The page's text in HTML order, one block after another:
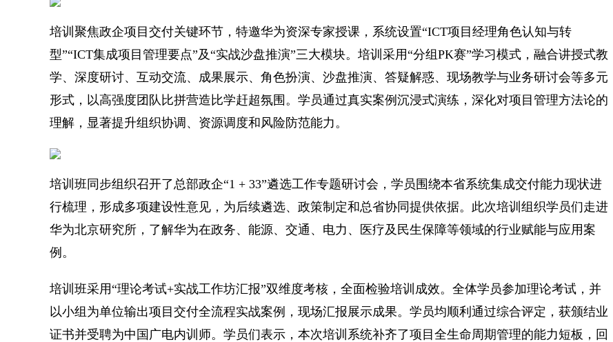
培训聚焦政企项目交付关键环节，特邀华为资深专家授课，系统设置“ICT项目经理角色认知与转
型”“ICT集成项目管理要点”及“实战沙盘推演”三大模块。培训采用“分组PK赛”学习模式，融合讲授式教
学、深度研讨、互动交流、成果展示、角色扮演、沙盘推演、答疑解惑、现场教学与业务研讨会等多元
形式，以高强度团队比拼营造比学赶超氛围。学员通过真实案例沉浸式演练，深化对项目管理方法论的
理解，显著提升组织协调、资源调度和风险防范能力。
培训班同步组织召开了总部政企“1 + 33”遴选工作专题研讨会，学员围绕本省系统集成交付能力现状进
行梳理，形成多项建设性意见，为后续遴选、政策制定和总省协同提供依据。此次培训组织学员们走进
华为北京研究所，了解华为在政务、能源、交通、电力、医疗及民生保障等领域的行业赋能与应用案
例。
培训班采用“理论考试+实战工作坊汇报”双维度考核，全面检验培训成效。全体学员参加理论考试，并
以小组为单位输出项目交付全流程实战案例，现场汇报展示成果。学员均顺利通过综合评定，获颁结业
证书并受聘为中国广电内训师。学员们表示，本次培训系统补齐了项目全生命周期管理的能力短板，回